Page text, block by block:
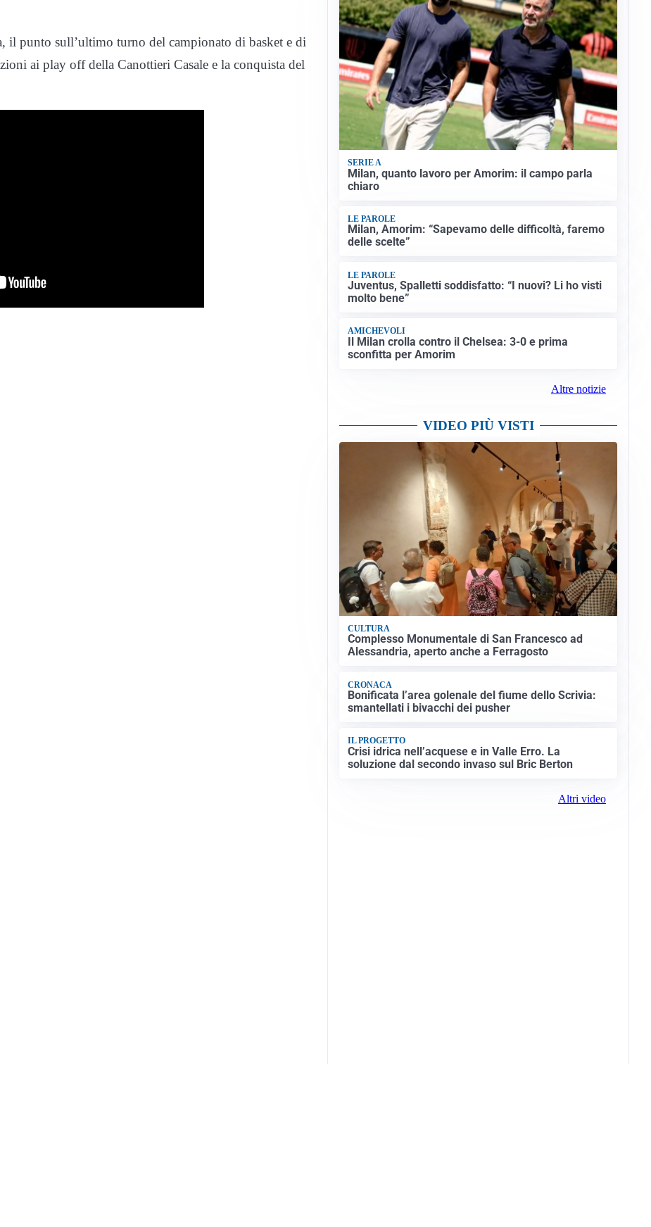
il punto sull’ultimo turno del campionato di basket e di
ai play off della Canottieri Casale e la conquista del
SERIE A
Milan, quanto lavoro per Amorim: il campo parla
chiaro
LE PAROLE
Milan, Amorim: “Sapevamo delle difficoltà, faremo
delle scelte”
LE PAROLE
Juventus, Spalletti soddisfatto: “I nuovi? Li ho visti
molto bene”
AMICHEVOLI
Il Milan crolla contro il Chelsea: 3-0 e prima
sconfitta per Amorim
Altre notizie
VIDEO PIÙ VISTI
CULTURA
Complesso Monumentale di San Francesco ad
Alessandria, aperto anche a Ferragosto
CRONACA
Bonificata l’area golenale del fiume dello Scrivia:
smantellati i bivacchi dei pusher
IL PROGETTO
Crisi idrica nell’acquese e in Valle Erro. La
soluzione dal secondo invaso sul Bric Berton
Altri video